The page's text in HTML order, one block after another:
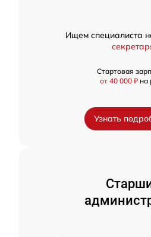
Ищем специалиста
Стартовая
от 40 000 ₽ на
Узнать